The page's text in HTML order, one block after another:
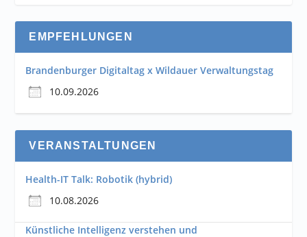
EMPFEHLUNGEN
Brandenburger Digitaltag x Wildauer Verwaltungstag
10.09.2026
VERANSTALTUNGEN
Health-IT Talk: Robotik (hybrid)
10.08.2026
Künstliche Intelligenz verstehen und